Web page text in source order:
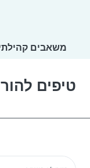
משאבים
טיפים
חיפוש משאבים